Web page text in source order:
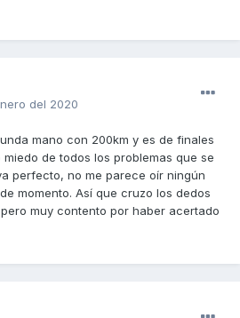
del 2020
mano con 200km y es de finales
de todos los problemas que se
perfecto, no me parece oír ningún
momento. Así que cruzo los dedos
muy contento por haber acertado